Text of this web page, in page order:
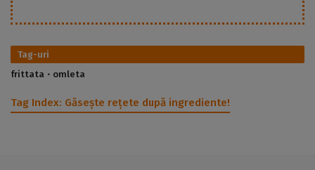
Tag-uri
frittata
omleta
Tag Index: Găsește rețete după ingrediente!